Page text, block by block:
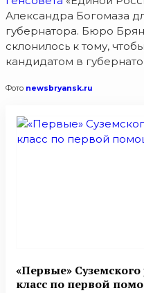
Александра Богомаза
губернатора. Бюро
склонилось к тому, чтобы
кандидатом в
Фото newsbryansk.ru
«Первые»
класс по первой